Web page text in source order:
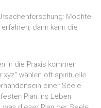
Möchte
dann kann die
in die Praxis kommen
wählen oft spirituelle
einer Seele
Plan ins Leben